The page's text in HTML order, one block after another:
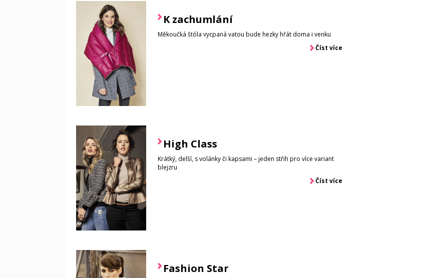
K zachumlání
Měkoučká štóla vycpaná vatou bude hezky hřát doma i venku
Číst více
High Class
Krátký, delší, s volánky či kapsami – jeden střih pro více variant
blejzru
Číst více
Fashion Star